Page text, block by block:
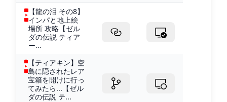
【龍の泪 その8】
インパと地上絵
場所 攻略【ゼル
ダの伝説 ティア
ー...
【ティアキン】空
島に隠されたレア
宝箱を開けに行っ
てみたら...【ゼル
ダの伝説 テ...